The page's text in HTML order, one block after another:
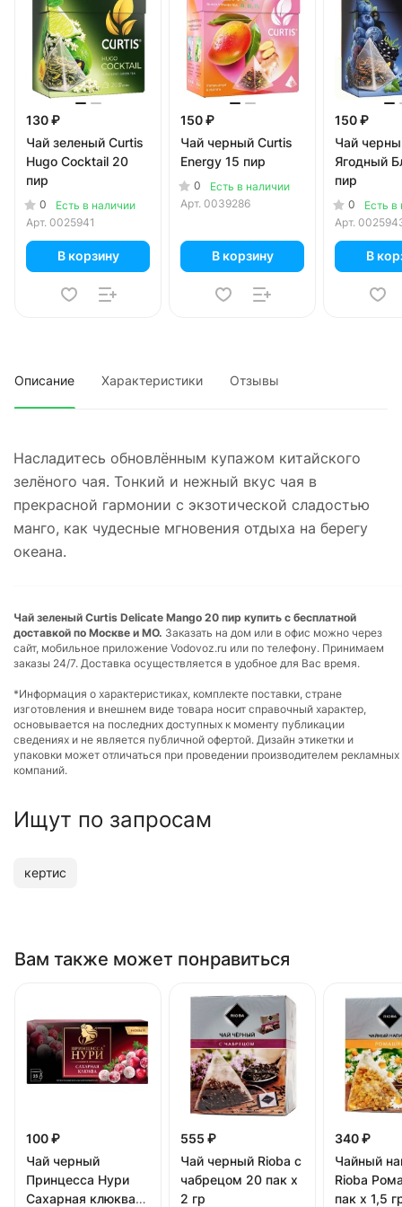
130 ₽
Чай зеленый Curtis
Hugo Cocktail 20
пир
0
Есть в наличии
Арт. 0025941
В корзину
150 ₽
Чай черный Curtis
Energy 15 пир
0
Есть в наличии
Арт. 0039286
В корзину
150 ₽
Чай
Ягодный
пир
0
Есть в
Арт.
В
Описание Характеристики Отзывы
Насладитесь обновлённым купажом китайского
зелёного чая. Тонкий и нежный вкус чая в
прекрасной гармонии с экзотической сладостью
манго, как чудесные мгновения отдыха на берегу
океана.
Чай зеленый Curtis Delicate Mango 20 пир купить с бесплатной
доставкой по Москве и МО. Заказать на дом или в офис можно через
сайт, мобильное приложение Vodovoz.ru или по телефону. Принимаем
заказы 24/7. Доставка осуществляется в удобное для Вас время.
*Информация о характеристиках, комплекте поставки, стране
изготовления и внешнем виде товара носит справочный характер,
основывается на последних доступных к моменту публикации
сведениях и не является публичной офертой. Дизайн этикетки и
упаковки может отличаться при проведении производителем рекламных
компаний.
Ищут по запросам
кертис
Вам также может понравиться
100 ₽
Чай черный
Принцесса Нури
Сахарная клюква
555 ₽
Чай черный Rioba с
чабрецом 20 пак х
2 гр
340 ₽
Чайный
Rioba
пак х 1,5